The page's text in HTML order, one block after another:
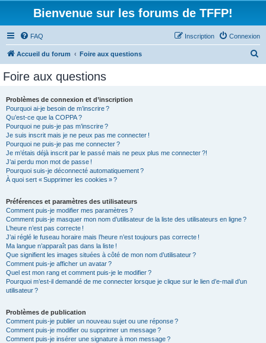
Bienvenue sur les forums de TFFP!
FAQ Connexion
Inscription
Accueil du forum Foire aux questions
Foire aux questions
Problèmes de connexion et d’inscription
Pourquoi ai-je besoin de m’inscrire ?
Qu’est-ce que la COPPA ?
Pourquoi ne puis-je pas m’inscrire ?
Je suis inscrit mais je ne peux pas me connecter !
Pourquoi ne puis-je pas me connecter ?
Je m’étais déjà inscrit par le passé mais ne peux plus me connecter ?!
J’ai perdu mon mot de passe !
Pourquoi suis-je déconnecté automatiquement ?
À quoi sert « Supprimer les cookies » ?
Préférences et paramètres des utilisateurs
Comment puis-je modifier mes paramètres ?
Comment puis-je masquer mon nom d’utilisateur de la liste des utilisateurs en ligne ?
L’heure n’est pas correcte !
J’ai réglé le fuseau horaire mais l’heure n’est toujours pas correcte !
Ma langue n’apparaît pas dans la liste !
Que signifient les images situées à côté de mon nom d’utilisateur ?
Comment puis-je afficher un avatar ?
Quel est mon rang et comment puis-je le modifier ?
Pourquoi m’est-il demandé de me connecter lorsque je clique sur le lien d’e-mail d’un
utilisateur ?
Problèmes de publication
Comment puis-je publier un nouveau sujet ou une réponse ?
Comment puis-je modifier ou supprimer un message ?
Comment puis-je insérer une signature à mon message ?